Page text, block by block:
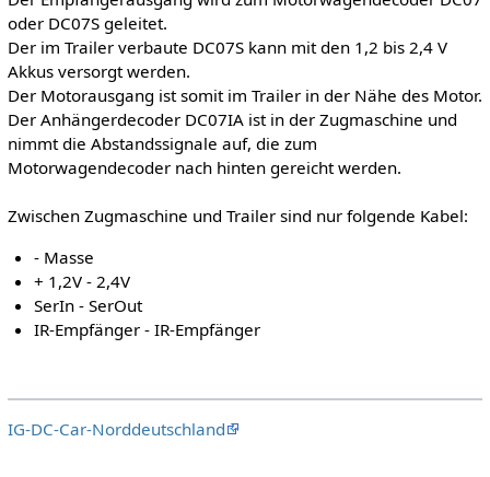
oder DC07S geleitet.
Der im Trailer verbaute DC07S kann mit den 1,2 bis 2,4 V
Akkus versorgt werden.
Der Motorausgang ist somit im Trailer in der Nähe des Motor.
Der Anhängerdecoder DC07IA ist in der Zugmaschine und
nimmt die Abstandssignale auf, die zum
Motorwagendecoder nach hinten gereicht werden.
Zwischen Zugmaschine und Trailer sind nur folgende Kabel:
- Masse
+ 1,2V - 2,4V
SerIn - SerOut
IR-Empfänger - IR-Empfänger
IG-DC-Car-Norddeutschland